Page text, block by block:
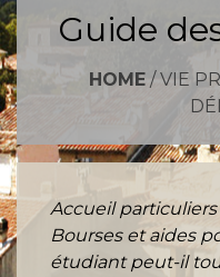
Guide
HOME/VIE
Accueil particuliers
Bourses et aides
étudiant peut-il